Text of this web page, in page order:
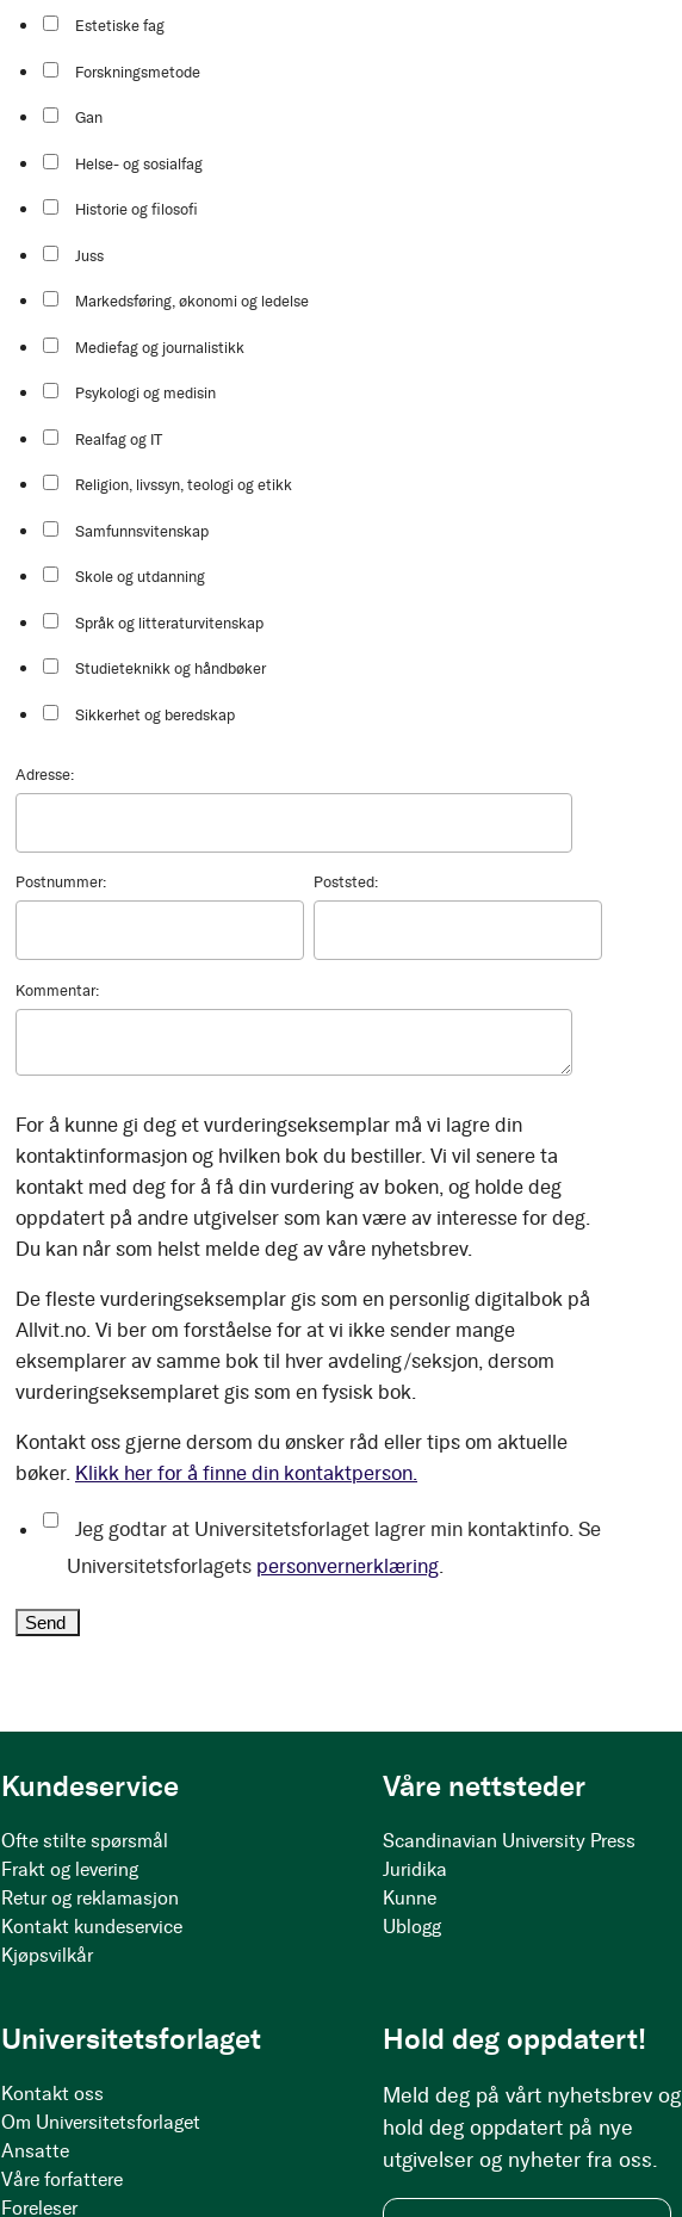
Estetiske fag
Forskningsmetode
Gan
Helse- og sosialfag
Historie og filosofi
Juss
Markedsføring, økonomi og ledelse
Mediefag og journalistikk
Psykologi og medisin
Realfag og IT
Religion, livssyn, teologi og etikk
Samfunnsvitenskap
Skole og utdanning
Språk og litteraturvitenskap
Studieteknikk og håndbøker
Sikkerhet og beredskap
Adresse:
Postnummer: Poststed:
Kommentar:
For å kunne gi deg et vurderingseksemplar må vi lagre din
kontaktinformasjon og hvilken bok du bestiller. Vi vil senere ta
kontakt med deg for å få din vurdering av boken, og holde deg
oppdatert på andre utgivelser som kan være av interesse for deg.
Du kan når som helst melde deg av våre nyhetsbrev.
De fleste vurderingseksemplar gis som en personlig digitalbok på
Allvit.no. Vi ber om forståelse for at vi ikke sender mange
eksemplarer av samme bok til hver avdeling/seksjon, dersom
vurderingseksemplaret gis som en fysisk bok.
Kontakt oss gjerne dersom du ønsker råd eller tips om aktuelle
bøker. Klikk her for å finne din kontaktperson.
Jeg godtar at Universitetsforlaget lagrer min kontaktinfo. Se
Universitetsforlagets personvernerklæring.
Kundeservice
Ofte stilte spørsmål
Frakt og levering
Retur og reklamasjon
Kontakt kundeservice
Kjøpsvilkår
Våre nettsteder
Scandinavian University Press
Juridika
Kunne
Ublogg
Universitetsforlaget
Kontakt oss
Om Universitetsforlaget
Ansatte
Våre forfattere
Foreleser
Hold deg oppdatert!
Meld deg på vårt nyhetsbrev og
hold deg oppdatert på nye
utgivelser og nyheter fra oss.